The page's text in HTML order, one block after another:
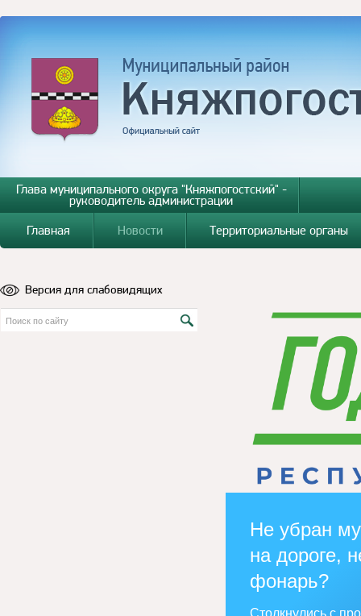
Глава муниципального округа "Княжпогостский" -
руководитель администрации
Главная
Новости Территориальные органы
Версия для слабовидящих
Не убран
на дороге,
фонарь?
Столкнулись с